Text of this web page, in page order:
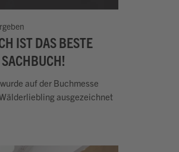
IST DAS BESTE
auf der Buchmesse
ausgezeichnet